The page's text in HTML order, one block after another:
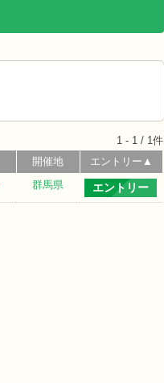
1 - 1 / 1件
開催地
エントリー▲
群馬県 エントリー